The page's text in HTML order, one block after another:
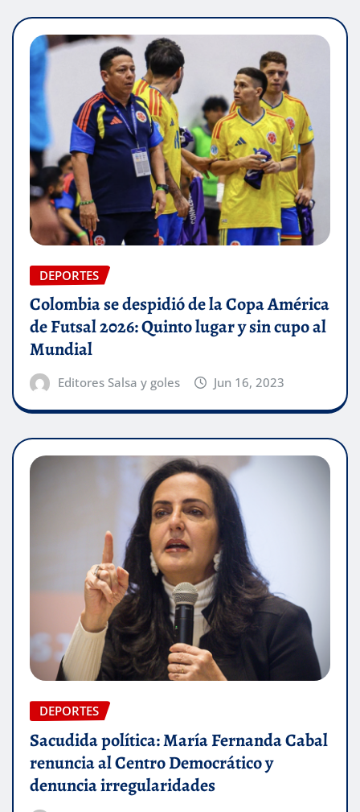
DEPORTES
Colombia se despidió de la Copa América
de Futsal 2026: Quinto lugar y sin cupo al
Mundial
Editores Salsa y goles Jun 16, 2023
DEPORTES
Sacudida política: María Fernanda Cabal
renuncia al Centro Democrático y
denuncia irregularidades